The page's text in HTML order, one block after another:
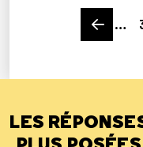
Previous
…
LES